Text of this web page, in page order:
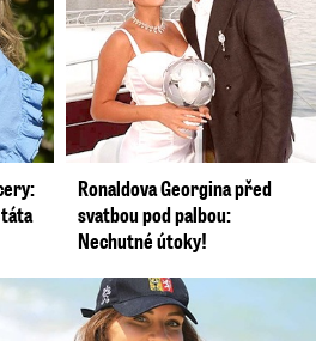
Ronaldova Georgina před
svatbou pod palbou:
Nechutné útoky!
Překvapení pro sporťáky!